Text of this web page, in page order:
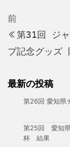
ビ
ゲ
ー
ョ
過
去
の
前
第31回 ジャ
プ記念グッズ
最新の投稿
第26回 愛知県
第25回 愛知県
杯 結果